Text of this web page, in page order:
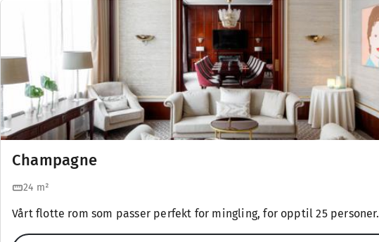
Champagne
24 m²
Vårt flotte rom som passer perfekt for mingling, for opptil 25 personer.